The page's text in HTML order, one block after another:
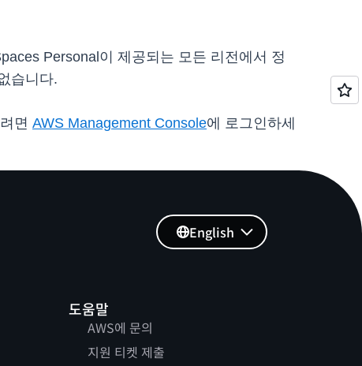
Personal이 제공되는 모든 리전에서 정
습니다.
면 AWS Management Console에 로그인하세
도움말
AWS에 문의
지원 티켓 제출
English